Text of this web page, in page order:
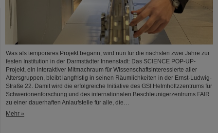
Was als temporäres Projekt begann, wird nun für die nächsten zwei Jahre zur
festen Institution in der Darmstädter Innenstadt: Das SCIENCE POP-UP-
Projekt, ein interaktiver Mitmachraum für Wissenschaftsinteressierte aller
Altersgruppen, bleibt langfristig in seinen Räumlichkeiten in der Ernst-Ludwig-
Straße 22. Damit wird die erfolgreiche Initiative des GSI Helmholtzzentrums für
Schwerionenforschung und des internationalen Beschleunigerzentrums FAIR
zu einer dauerhaften Anlaufstelle für alle, die…
Mehr »